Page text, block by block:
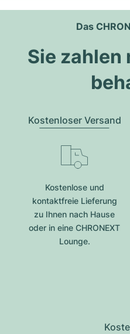
Das
Sie zahlen
Kostenloser Versand
Kostenlose und
kontaktfreie Lieferung
zu Ihnen nach Hause
oder in eine CHRONEXT
Lounge.